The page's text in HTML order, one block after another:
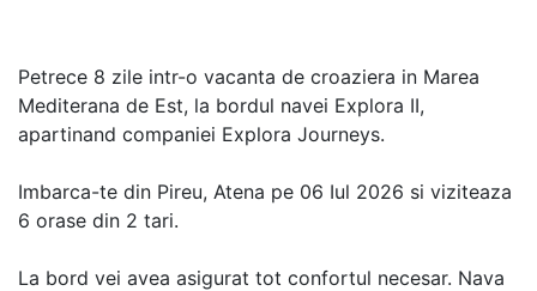
Petrece 8 zile intr-o vacanta de croaziera in Marea
Mediterana de Est, la bordul navei Explora II,
apartinand companiei Explora Journeys.
Imbarca-te din Pireu, Atena pe 06 Iul 2026 si viziteaza
6 orase din 2 tari.
La bord vei avea asigurat tot confortul necesar. Nava